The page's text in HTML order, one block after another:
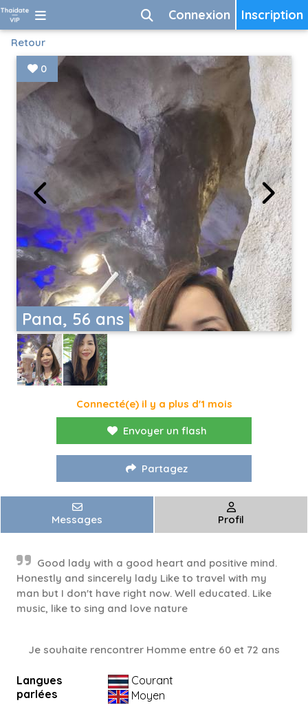
Inscription
Connexion
Retour
Pana, 56 ans
0
Connecté(e) il y a plus d'1 mois
Envoyer un flash
Partagez
Messages Profil
Good lady with a good heart and positive mind.
Honestly and sincerely lady Like to travel with my
man but I don't have right now. Well educated. Like
music, like to sing and love nature
Je souhaite rencontrer Homme entre 60 et 72 ans
Langues
parlées
Courant
Moyen